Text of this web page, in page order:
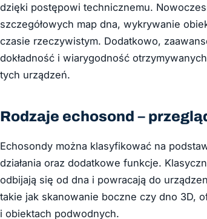
dzięki postępowi technicznemu.
szczegółowych map dna, wykrywanie
czasie rzeczywistym. Dodatkowo,
dokładność i wiarygodność
tych urządzeń.
Rodzaje echosond –
Echosondy można klasyfikować na
działania oraz dodatkowe funkcje.
odbijają się od dna i powracają do
takie jak skanowanie boczne czy dno 3D,
i obiektach podwodnych.